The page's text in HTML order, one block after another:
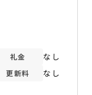
礼金 なし
更新料 なし